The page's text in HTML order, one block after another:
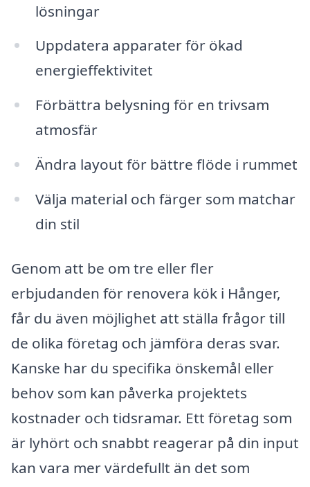
lösningar
Uppdatera apparater för ökad
energieffektivitet
Förbättra belysning för en trivsam
atmosfär
Ändra layout för bättre flöde i rummet
Välja material och färger som matchar
din stil
Genom att be om tre eller fler
erbjudanden för renovera kök i Hånger,
får du även möjlighet att ställa frågor till
de olika företag och jämföra deras svar.
Kanske har du specifika önskemål eller
behov som kan påverka projektets
kostnader och tidsramar. Ett företag som
är lyhört och snabbt reagerar på din input
kan vara mer värdefullt än det som